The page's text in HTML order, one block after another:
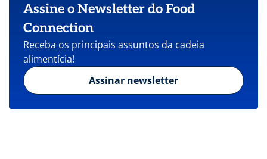
Assine o Newsletter do Food
Connection
Receba os principais assuntos da cadeia
alimentícia!
Assinar newsletter